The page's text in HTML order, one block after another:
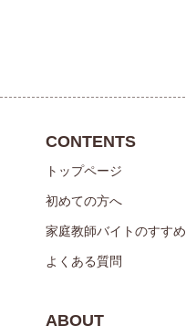
CONTENTS
トップページ
初めての方へ
家庭教師バイトのすすめ
よくある質問
ABOUT